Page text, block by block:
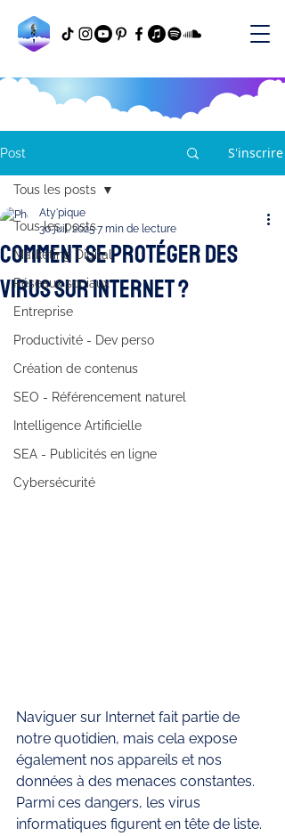
Post S'inscrire
Tous les posts
Marketing Digital
Réseaux sociaux
Entreprise
Productivité - Dev perso
Création de contenus
SEO - Référencement naturel
Intelligence Artificielle
SEA - Publicités en ligne
Cybersécurité
Tous les posts
Comment se protéger des
virus sur internet ?
Aty'pique
30 juil. 20257 min de lecture
Naviguer sur Internet fait partie de
notre quotidien, mais cela expose
également nos appareils et nos
données à des menaces constantes.
Parmi ces dangers, les virus
informatiques figurent en tête de liste.